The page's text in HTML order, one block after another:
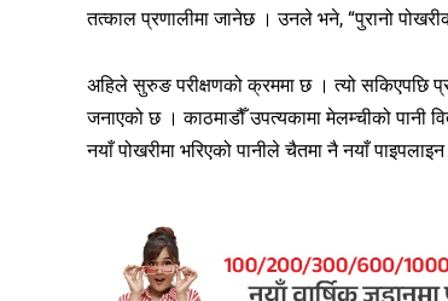
तत्काल प्रणालीमा जानेछ । उनले भने, “पुरानो
अहिले सुरुङ परीक्षणको क्रममा छ । त्यो सकिएपछि
जनाएको छ । काठमाडौँ उपत्यकामा मेलम्चीको पानी
नयाँ पोखरीमा भरिएको पानीले चैतमा नै नयाँ